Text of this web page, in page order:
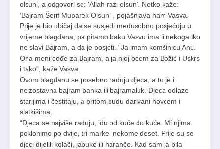
olsun’, a odgovori se: ‘Allah razi olsun’. Netko kaže:
‘Bajram Šerif Mubarek Olsun'”, pojašnjava nam Vasva.
Prije je bio običaj da se susjedi međusobno posjećuju u
vrijeme blagdana, pa pitamo baku Vasvu ima li nekoga tko
ne slavi Bajram, a da je posjeti. “Ja imam komšinicu Anu.
Ona meni dođe za Bajram, a ja njoj odem za Božić i Uskrs
i tako”, kaže Vasva.
Ovom blagdanu se posebno raduju djeca, a tu je i
neizostavna bajram banka ili bajramaluk. Djeca odlaze
starijima i čestitaju, a pritom budu darivani novcem i
slatkišima.
“Djeca se najviše raduju, idu od kuće do kuće. Mi njima
poklonimo po dvije, tri marke, nekome deset. Prije su se
djeci dijelili kolači, jabuke ili naranče. Kad sam ja bila